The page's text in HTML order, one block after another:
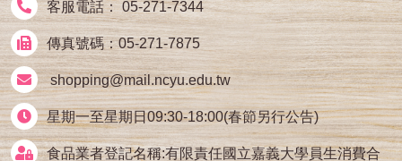
客服電話： 05-271-7344
傳真號碼：05-271-7875
shopping@mail.ncyu.edu.tw
星期一至星期日09:30-18:00(春節另行公告)
食品業者登記名稱:有限責任國立嘉義大學員生消費合